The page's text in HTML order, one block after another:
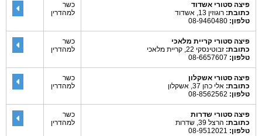
פיצה סטורי אשדוד
כתובת: רוגוזין 13, אשדוד
טלפון:
כשר
למהדרין
פיצה סטורי קריית מלאכי
כתובת: זבוטינסקי 22, קריית מלאכי
טלפון:
כשר
למהדרין
פיצה סטורי אשקלון
כתובת: אלי כהן 37, אשקלון
טלפון:
כשר
למהדרין
פיצה סטורי שדרות
כתובת: הרצל 39, שדרות
טלפון:
כשר
למהדרין